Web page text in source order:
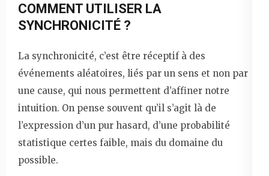
COMMENT UTILISER LA
SYNCHRONICITÉ ?
La synchronicité, c’est être réceptif à des
événements aléatoires, liés par un sens et non par
une cause, qui nous permettent d’affiner notre
intuition. On pense souvent qu’il s’agit là de
l’expression d’un pur hasard, d’une probabilité
statistique certes faible, mais du domaine du
possible.